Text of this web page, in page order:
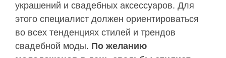
украшений и свадебных аксессуаров. Для
этого специалист должен ориентироваться
во всех тенденциях стилей и трендов
свадебной моды. По желанию